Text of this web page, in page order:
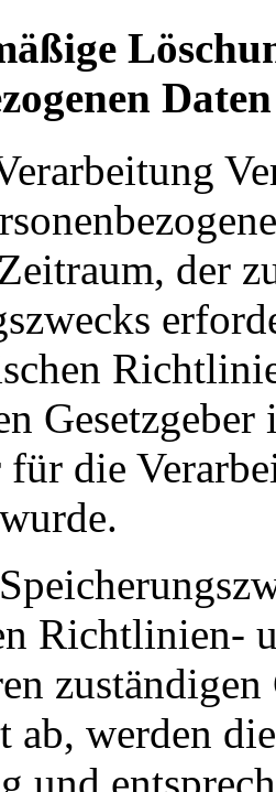
Daten
der
für die
Richtlinien-
ab, werden